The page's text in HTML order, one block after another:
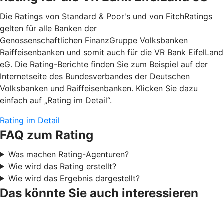
Die Ratings von Standard & Poor's und von FitchRatings
gelten für alle Banken der
Genossenschaftlichen FinanzGruppe Volksbanken
Raiffeisenbanken und somit auch für die VR Bank EifelLand
eG. Die Rating-Berichte finden Sie zum Beispiel auf der
Internetseite des Bundesverbandes der Deutschen
Volksbanken und Raiffeisenbanken. Klicken Sie dazu
einfach auf „Rating im Detail“.
Rating im Detail
FAQ zum Rating
Was machen Rating-Agenturen?
Wie wird das Rating erstellt?
Wie wird das Ergebnis dargestellt?
Das könnte Sie auch interessieren